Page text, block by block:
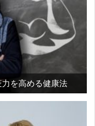
を高める健康法